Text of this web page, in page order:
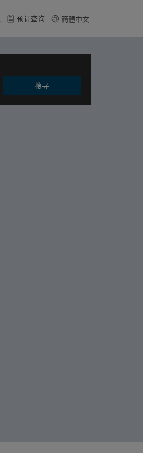
预订查询 簡體中文
搜寻